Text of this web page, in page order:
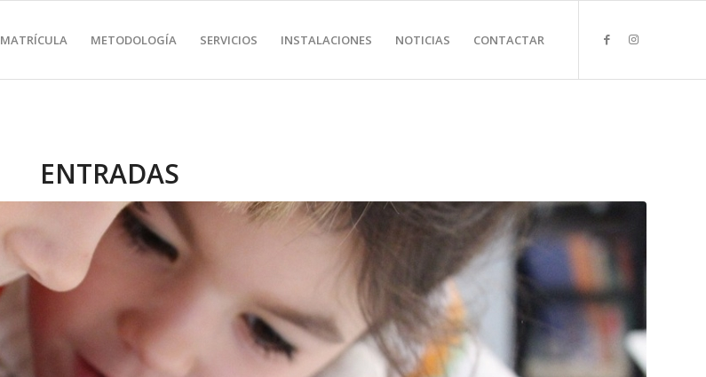
MATRÍCULA METODOLOGÍA SERVICIOS INSTALACIONES NOTICIAS CONTACTAR
ENTRADAS